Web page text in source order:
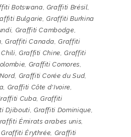
Botswana, Graffiti Brésil,
Bulgarie,Graffiti Burkina
, Graffiti Cambodge,
,Graffiti Canada,Graffiti
, Graffiti Chine,Graffiti
, Graffiti Comores,
, Graffiti Corée du Sud,
, Graffiti Côte d'Ivoire,
Cuba,Graffiti
Djibouti, Graffiti Dominique,
Émirats arabes unis,
Graffiti Érythrée, Graffiti